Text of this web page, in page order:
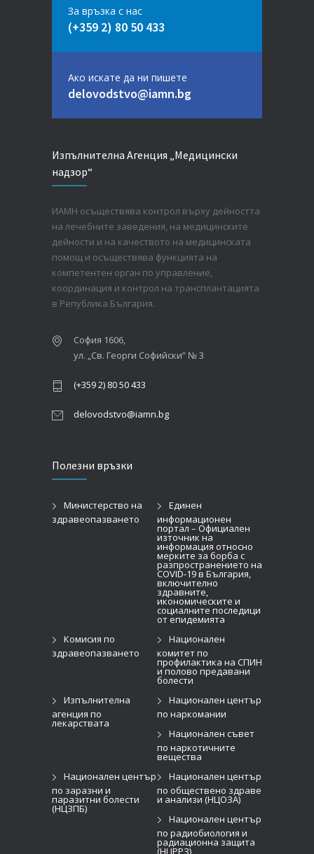
За връзка с нас
(+359 2) 80 50 433
Ако искате да ни пишете
delovodstvo@iamn.bg
Изпълнителна Агенция „Медицински
надзор“
ИАМН осъществява контрол върху дейността
на лечебните заведения, на медицинските
дейности и на качеството на медицинската
помощ и осъществява функцията на
компетентен орган по управление,
координация и контрол на трансплантацията
в Република България.
София 1606,
ул. „Св. Георги Софийски” № 3
(+359 2) 80 50 433
delovodstvo@iamn.bg
Полезни връзки
Министерство на
здравеопазването
Единен
информационен
портал – Официален
източник на
информация относно
мерките за борба с
разпространението на
COVID-19 в България,
включително
здравните,
икономическите и
социалните последици
от епидемията
Комисия по
здравеопазването
Национален
комитет по
профилактика на СПИН
и полово предавани
болести
Изпълнителна
агенция по
лекарствата
Национален център
по наркомании
Национален съвет
по наркотичните
вещества
Национален център
по заразни и
паразитни болести
(НЦЗПБ)
Национален център
по обществено здраве
и анализи (НЦОЗА)
Национален център
по радиобиология и
радиационна защита
(НЦРРЗ)